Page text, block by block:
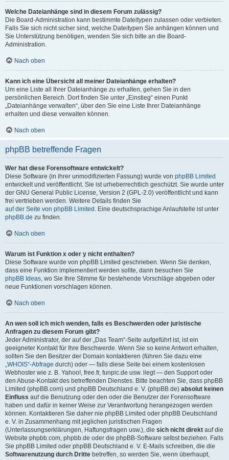
Welche Dateianhänge sind in diesem Forum zulässig?
Die Board-Administration kann bestimmte Dateitypen zulassen oder verbieten.
Falls Sie sich nicht sicher sind, welche Dateitypen Sie anhängen können und
Sie Unterstützung benötigen, wenden Sie sich bitte an die Board-
Administration.
Nach oben
Kann ich eine Übersicht all meiner Dateianhänge erhalten?
Um eine Liste all Ihrer Dateianhänge zu erhalten, gehen Sie in den
persönlichen Bereich. Dort finden Sie unter „Einstieg“ einen Punkt
„Dateianhänge verwalten“, über den Sie eine Liste Ihrer Dateianhänge
erhalten und diese verwalten können.
Nach oben
phpBB betreffende Fragen
Wer hat diese Forensoftware entwickelt?
Diese Software (in ihrer unmodifizierten Fassung) wurde von phpBB Limited
entwickelt und veröffentlicht. Sie ist urheberrechtlich geschützt. Sie wurde unter
der GNU General Public License, Version 2 (GPL-2.0) veröffentlicht und kann
frei vertrieben werden. Weitere Details finden Sie
auf der Seite von phpBB Limited . Eine deutschsprachige Anlaufstelle ist unter
phpBB.de zu finden.
Nach oben
Warum ist Funktion x oder y nicht enthalten?
Diese Software wurde von phpBB Limited geschrieben. Wenn Sie denken,
dass eine Funktion implementiert werden sollte, dann besuchen Sie
phpBB Ideas, wo Sie Ihre Stimme für bestehende Vorschläge abgeben oder
neue Funktionen vorschlagen können.
Nach oben
An wen soll ich mich wenden, falls es Beschwerden oder juristische
Anfragen zu diesem Forum gibt?
Jeder Administrator, der auf der „Das Team“-Seite aufgeführt ist, ist ein
geeigneter Kontakt für Ihre Beschwerde. Wenn Sie so keine Antwort erhalten,
sollten Sie den Besitzer der Domain kontaktieren (führen Sie dazu eine
„WHOIS“-Abfrage durch) oder — falls diese Seite bei einem kostenlosen
Webhoster wie z. B. Yahoo!, free.fr, funpic.de usw. liegt — den Support oder
den Abuse-Kontakt des betreffenden Dienstes. Bitte beachten Sie, dass phpBB
Limited (phpBB.com) und phpBB Deutschland e. V. (phpBB.de) absolut keinen
Einfluss auf die Benutzung oder den oder die Benutzer der Forensoftware
haben und dafür in keiner Weise zur Verantwortung herangezogen werden
können. Kontaktieren Sie daher nie phpBB Limited oder phpBB Deutschland
e. V. in Zusammenhang mit jeglichen juristischen Fragen
(Unterlassungserklärungen, Haftungsfragen usw.), die sich nicht direkt auf die
Website phpbb.com, phpbb.de oder die phpBB-Software selbst beziehen. Falls
Sie phpBB Limited oder phpBB Deutschland e. V. E-Mails schreiben, die die
Softwarenutzung durch Dritte betreffen, so werden Sie, wenn überhaupt,